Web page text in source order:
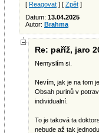
[ Reagovat ] [ Zpět ]
Datum: 13.04.2025
Autor: Brahma
Re: paříž, jaro
Nemyslím si.
Nevím, jak je na tom
Obsah purinů v
individualní.
To je taková ta
nebude až tak